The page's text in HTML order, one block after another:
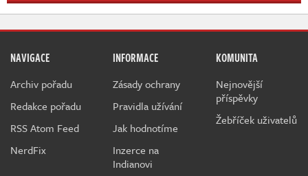
NAVIGACE
Archiv pořadu
Redakce pořadu
RSS Atom Feed
NerdFix
INFORMACE
Zásady ochrany
Pravidla užívání
Jak hodnotíme
Inzerce na
Indianovi
KOMUNITA
Nejnovější
příspěvky
Žebříček uživatelů